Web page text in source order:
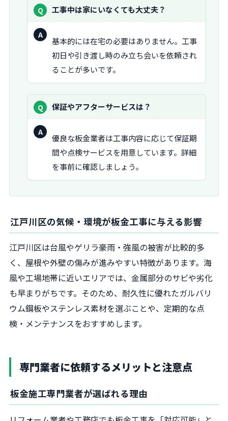
質
問：
工事中は家にいなくても大丈夫？
答：
基本的には在宅の必要はありません。工事
初日や引き渡し時のみ立ち会いを依頼され
ることが多いです。
質
問：
保証やアフターサービスは？
答：
優良な板金業者は工事内容に応じて保証期
間や点検サービスを用意しています。詳細
を事前に確認しましょう。
江戸川区の気候・環境が板金工事に与える影響
江戸川区は台風やゲリラ豪雨・強風の被害が比較的多
く、屋根や外壁の傷みが進みやすい特徴があります。海
風や工場地帯に近いエリアでは、金属部分のサビや劣化
も早まりがちです。そのため、耐久性に優れたガルバリ
ウム鋼板やステンレス素材を選ぶことや、定期的な点
検・メンテナンスをおすすめします。
専門業者に依頼するメリットと注意点
板金施工専門業者が選ばれる理由